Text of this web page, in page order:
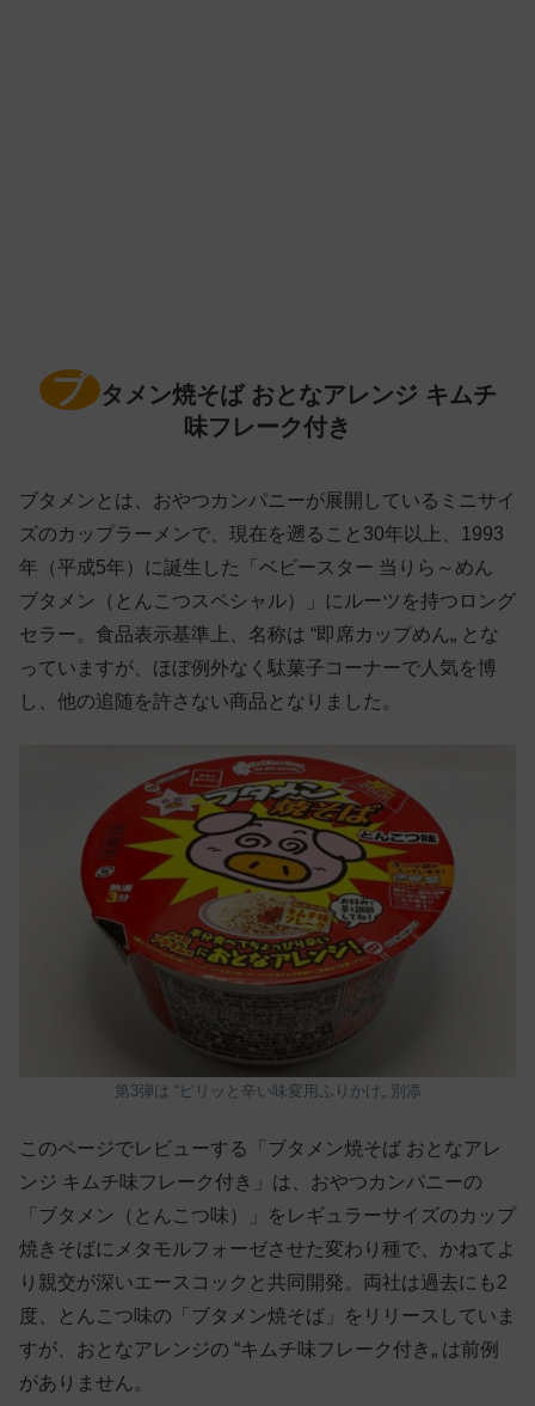
ブ タメン焼そば おとなアレンジ キムチ
味フレーク付き
ブタメンとは、おやつカンパニーが展開しているミニサイ
ズのカップラーメンで、現在を遡ること30年以上、1993
年（平成5年）に誕生した「ベビースター 当りら～めん
ブタメン（とんこつスペシャル）」にルーツを持つロング
セラー。食品表示基準上、名称は “即席カップめん„ とな
っていますが、ほぼ例外なく駄菓子コーナーで人気を博
し、他の追随を許さない商品となりました。
第3弾は “ピリッと辛い味変用ふりかけ„ 別添
このページでレビューする「ブタメン焼そば おとなアレ
ンジ キムチ味フレーク付き」は、おやつカンパニーの
「ブタメン（とんこつ味）」をレギュラーサイズのカップ
焼きそばにメタモルフォーゼさせた変わり種で、かねてよ
り親交が深いエースコックと共同開発。両社は過去にも2
度、とんこつ味の「ブタメン焼そば」をリリースしていま
すが、おとなアレンジの “キムチ味フレーク付き„ は前例
がありません。